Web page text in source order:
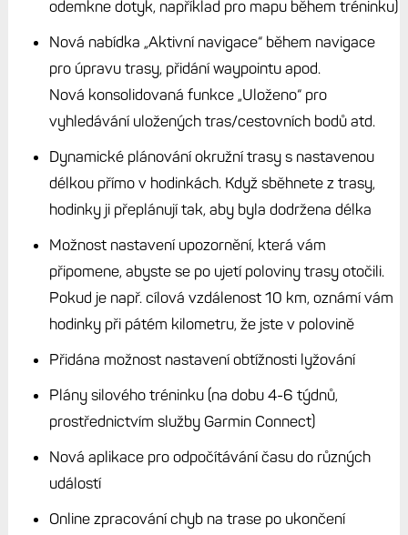
odemkne dotyk, například pro mapu během tréninku)
Nová nabídka „Aktivní navigace“ během navigace
pro úpravu trasy, přidání waypointu apod.
Nová konsolidovaná funkce „Uloženo“ pro
vyhledávání uložených tras/cestovních bodů atd.
Dynamické plánování okružní trasy s nastavenou
délkou přímo v hodinkách. Když sběhnete z trasy,
hodinky ji přeplánují tak, aby byla dodržena délka
Možnost nastavení upozornění, která vám
připomene, abyste se po ujetí poloviny trasy otočili.
Pokud je např. cílová vzdálenost 10 km, oznámí vám
hodinky při pátém kilometru, že jste v polovině
Přidána možnost nastavení obtížnosti lyžování
Plány silového tréninku (na dobu 4-6 týdnů,
prostřednictvím služby Garmin Connect)
Nová aplikace pro odpočítávání času do různých
událostí
Online zpracování chyb na trase po ukončení